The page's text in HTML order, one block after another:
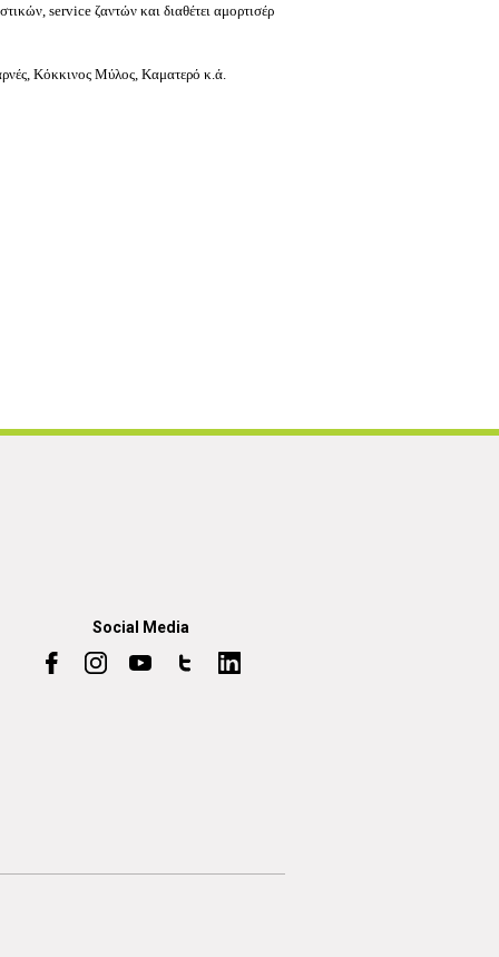
service ζαντών και διαθέτει αμορτισέρ
Κόκκινος Μύλος, Καματερό κ.ά.
Social Media